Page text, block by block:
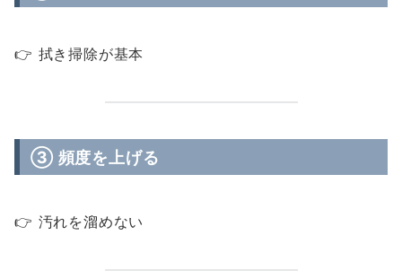
👉 拭き掃除が基本
③ 頻度を上げる
👉 汚れを溜めない